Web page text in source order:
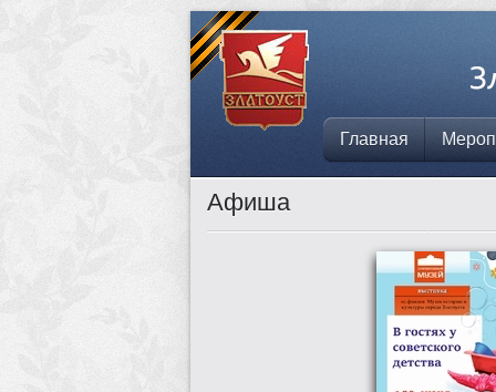
Главная
Афиша